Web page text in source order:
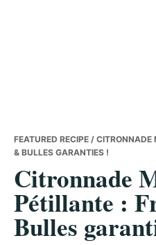
FEATURED RECIPE / CITRONNADE
& BULLES GARANTIES !
Citronnade
Pétillante :
Bulles